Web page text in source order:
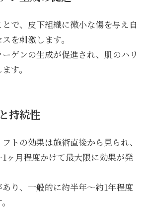
で、皮下組織に微小な傷を与え自
を刺激します。
ゲンの生成が促進され、肌のハリ
す。
持続性
トの効果は施術直後から見られ、
ヶ月程度かけて最大限に効果が発
り、一般的に約半年～約1年程度